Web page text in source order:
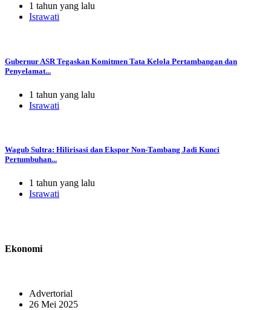
1 tahun yang lalu
Israwati
Gubernur ASR Tegaskan Komitmen Tata Kelola Pertambangan dan
Penyelamat...
1 tahun yang lalu
Israwati
Wagub Sultra: Hilirisasi dan Ekspor Non-Tambang Jadi Kunci
Pertumbuhan...
1 tahun yang lalu
Israwati
Ekonomi
Advertorial
26 Mei 2025